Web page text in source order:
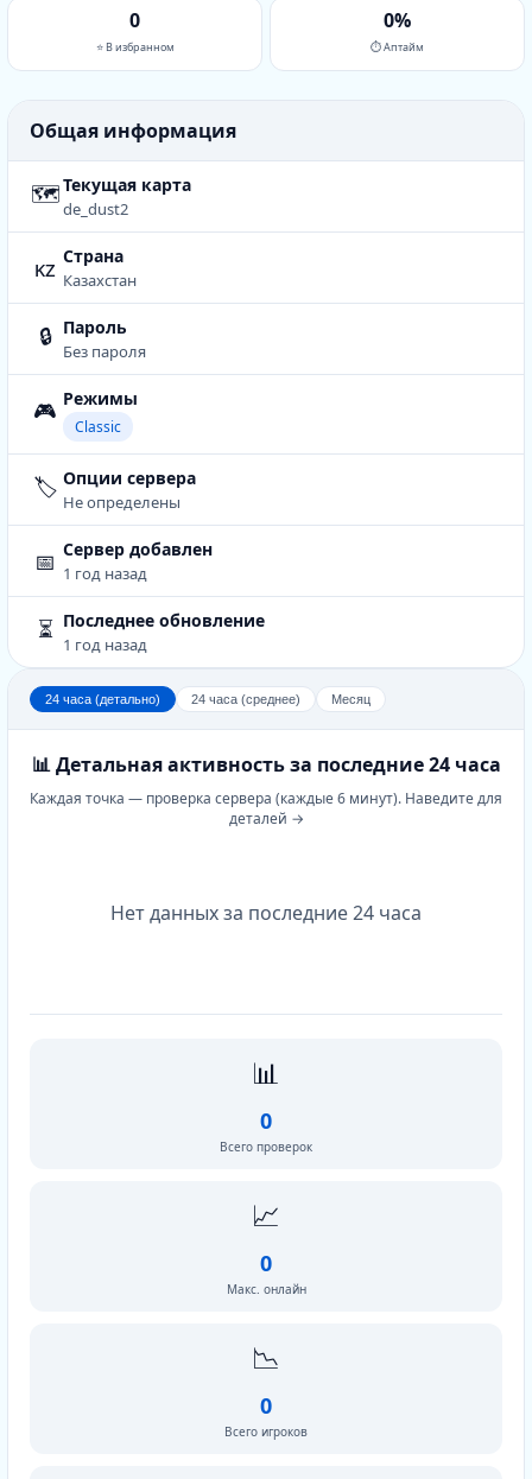
0
⭐ В избранном
0%
⏱ Аптайм
Общая информация
🗺Текущая карта
de_dust2
kz Страна
Казахстан
🔒 Пароль
Без пароля
🎮 Режимы
Classic
🏷️ Опции сервера
Не определены
📅 Сервер добавлен
1 год назад
⏳ Последнее обновление
1 год назад
24 часа (детально) 24 часа (среднее) Месяц
📊 Детальная активность за последние 24 часа
Каждая точка — проверка сервера (каждые 6 минут). Наведите для
деталей →
Нет данных за последние 24 часа
📊
0
Всего проверок
📈
0
Макс. онлайн
📉
0
Всего игроков